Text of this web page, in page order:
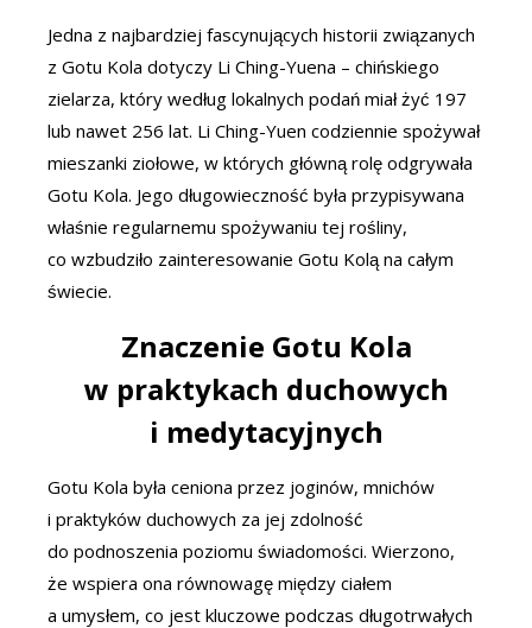
Jedna z najbardziej fascynujących historii związanych
z Gotu Kola dotyczy Li Ching-Yuena – chińskiego
zielarza, który według lokalnych podań miał żyć 197
lub nawet 256 lat. Li Ching-Yuen codziennie spożywał
mieszanki ziołowe, w których główną rolę odgrywała
Gotu Kola. Jego długowieczność była przypisywana
właśnie regularnemu spożywaniu tej rośliny,
co wzbudziło zainteresowanie Gotu Kolą na całym
świecie.
Znaczenie Gotu Kola
w praktykach duchowych
i medytacyjnych
Gotu Kola była ceniona przez joginów, mnichów
i praktyków duchowych za jej zdolność
do podnoszenia poziomu świadomości. Wierzono,
że wspiera ona równowagę między ciałem
a umysłem, co jest kluczowe podczas długotrwałych